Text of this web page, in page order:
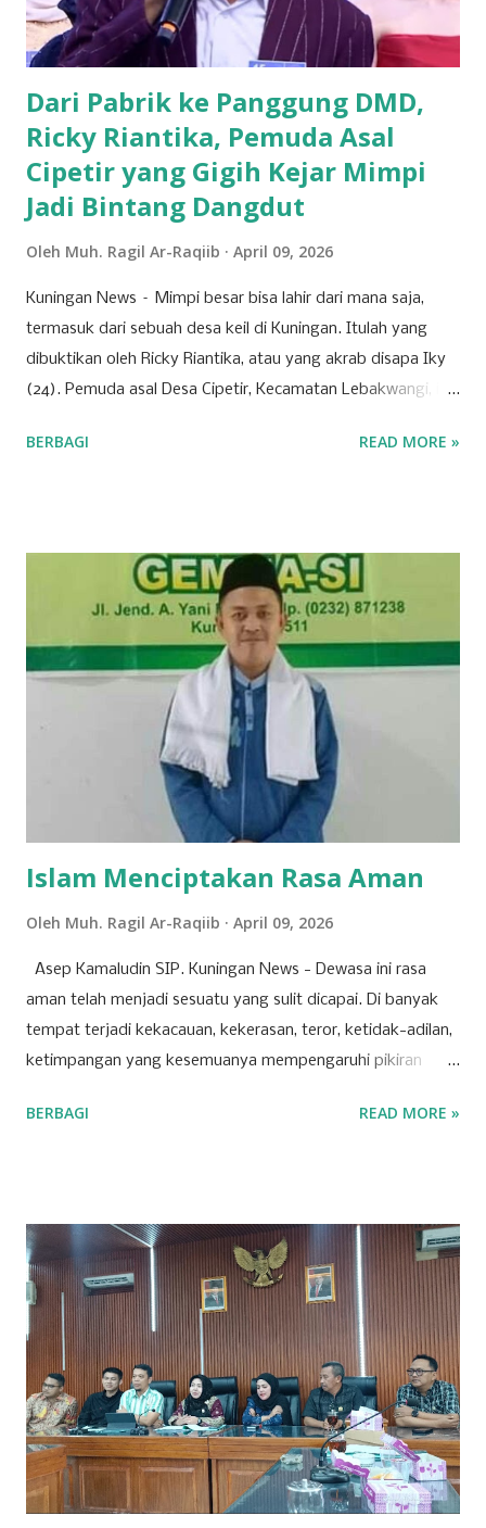
mahasiswa seperti, PMII dan GMNI yang ikut merapat.
“Alhamdulillah di Muscab kali ini dalam rangka menyusun
struktur DPC ke depan 202...
Dari Pabrik ke Panggung DMD,
Ricky Riantika, Pemuda Asal
Cipetir yang Gigih Kejar Mimpi
Jadi Bintang Dangdut
Oleh Muh. Ragil Ar-Raqiib April 09, 2026
Kuningan News – Mimpi besar bisa lahir dari mana saja,
termasuk dari sebuah desa keil di Kuningan. Itulah yang
dibuktikan oleh Ricky Riantika, atau yang akrab disapa Iky
(24). Pemuda asal Desa Cipetir, Kecamatan Lebakwangi, ini
ketatnya persaingan di dunia hiburan nasional. Nama Iky
28 Maret 2026 lalu, Ikyy memberanikan diri untuk tampil
dalam ajang pencarian bakat bergengsi, DMD (Dangdut
Mania Dadakan). Meski belum berhasil keluar sebagai juara,
pengalaman tersebut menjadi tonggak sejarah penting
dalam karier bermusiknya. “Iya alhamdulillah aktu tannggal
28 maret kemarin, ikut dmd ya walaupun tidak sampai jadi
juara cuman aku ingin terus mendalami dan berkiprah lewat
karya Aku di dunia seni musik ini,” tuturnya kala
diwawancara Kamis (9/4/2026). Baginya, kegagalan...
BERBAGI READ MORE »
Islam Menciptakan Rasa Aman
Oleh Muh. Ragil Ar-Raqiib April 09, 2026
Asep Kamaludin SIP. Kuningan News - Dewasa ini rasa
aman telah menjadi sesuatu yang sulit dicapai. Di banyak
tempat terjadi kekacauan, kekerasan, teror, ketidak-adilan,
ketimpangan yang kesemuanya mempengaruhi pikiran
ketidak-amanan. Padahal, setiap orang mendambakan
mungkin dapat tertidur, tetapi yang takut, dapat dipastikan
tidak dapat tidur, mungkin hanya sekedar hilang kantuknya
saja. Bagi yang sakit bisa merasa aman dan tidak
merasakan penyakitnya, akan tetapi bagi yang tidak
merasa aman, walaupun sehat, ia akan merasa terganggu
hidupnya. Secara etimologi perkataan aman berasal dari
bahasa Arab yang memiliki akar kata dan pengertian sama
dengan iman dan amanah . Tidak terlalu sulit menemukan
ketiga kata tersebut dalam al-Qur’an. A...
BERBAGI READ MORE »